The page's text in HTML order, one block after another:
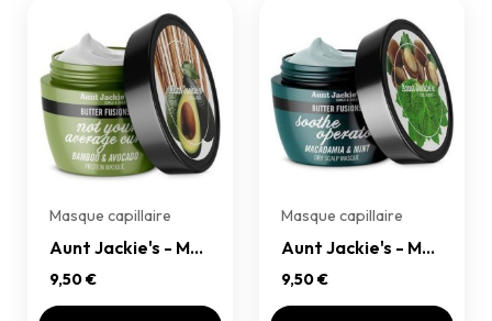
Masque capillaire
Aunt Jackie's - Masque capillaire Protéiné NOT YOUR AVERAGE CURL BAMBOU & AVOCAT
9,50 €
Masque capillaire
Aunt Jackie's - Masque capillaire Soothe Operator Réparateur cuir chevelu MACADAMIA & MENTHE
9,50 €